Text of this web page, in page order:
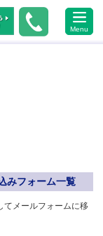
in
ytk2018/header.php on
Menu
みフォーム一覧
てメールフォームに移